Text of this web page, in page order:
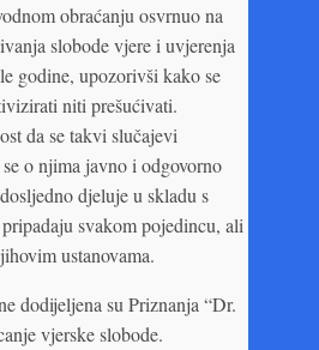
obraćanju osvrnuo na
slobode vjere i uvjerenja
godine, upozorivši kako se
niti prešućivati.
da se takvi slučajevi
o njima javno i odgovorno
djeluje u skladu s
svakom pojedincu, ali
ustanovama.
dodijeljena su Priznanja “Dr.
vjerske slobode.